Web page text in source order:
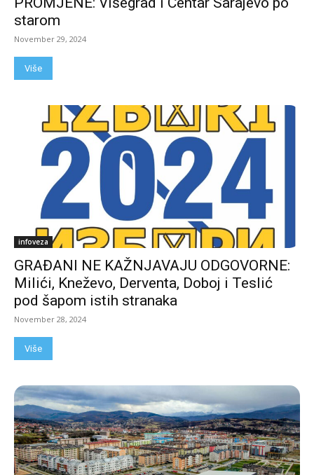
starom
November 29, 2024
Više
infoveza
GRAĐANI NE KAŽNJAVAJU ODGOVORNE:
Milići, Kneževo, Derventa, Doboj i Teslić
pod šapom istih stranaka
November 28, 2024
Više